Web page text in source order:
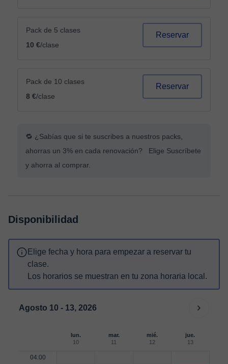
Pack de 5 clases
10 €/clase
Reservar
Pack de 10 clases
8 €/clase
Reservar
🔁 ¿Sabías que si te suscribes a nuestros packs,
ahorras un 3% en cada renovación? Elige Suscríbete
y ahorra al comprar.
Disponibilidad
Elige fecha y hora para empezar a reservar tu
clase.
Los horarios se muestran en tu zona horaria local.
Agosto 10 - 13, 2026
lun.
10
mar.
11
mié.
12
jue.
13
04:00